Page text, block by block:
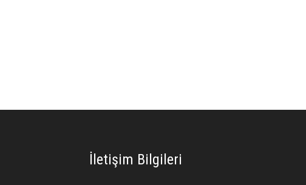
İletişim Bilgileri